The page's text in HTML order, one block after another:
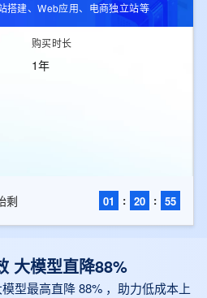
搭建、Web应用、电商独立站等
购买时长
1年
剩 01 : 20 : 54
大模型直降88%
型最高直降 88% ，助力低成本上